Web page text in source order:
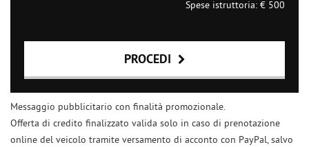
Spese istruttoria: € 500
PROCEDI
Contattaci
Messaggio pubblicitario con finalità promozionale.
Offerta di credito finalizzato valida solo in caso di prenotazione
online del veicolo tramite versamento di acconto con PayPal, salvo